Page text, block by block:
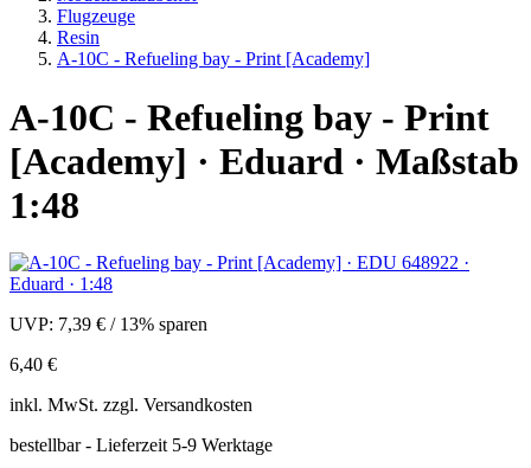
Flugzeuge
Resin
A-10C - Refueling bay - Print [Academy]
A-10C - Refueling bay - Print
[Academy] · Eduard · Maßstab
1:48
UVP: 7,39 € / 13% sparen
6,40 €
inkl. MwSt. zzgl. Versandkosten
bestellbar - Lieferzeit 5-9 Werktage